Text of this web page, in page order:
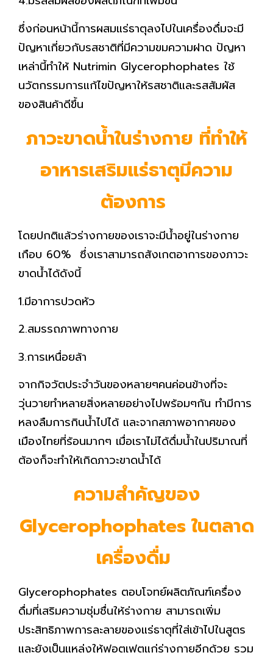
ซึ่งก่อนหน้านี้การผสมแร่ธาตุลงไปในเครื่องดื่มจะมี
ปัญหาเกี่ยวกับรสชาติที่มีความขมความฝาด ปัญหา
เหล่านี้ทำให้ Nutrimin Glycerophophates ใช้
นวัตกรรมการแก้ไขปัญหาให้รสชาติและรสสัมผัส
ของสินค้าดีขึ้น
ภาวะขาดน้ำในร่างกาย ที่ทำให้
อาหารเสริมแร่ธาตุมีความ
ต้องการ
โดยปกติแล้วร่างกายของเราจะมีน้ำอยู่ในร่างกาย
เกือบ 60% ซึ่งเราสามารถสังเกตอาการของภาวะ
ขาดน้ำได้ดังนี้
1.มีอาการปวดหัว
2.สมรรถภาพทางกาย
3.การเหนื่อยล้า
จากกิจวัตประจำวันของหลายๆคนค่อนข้างที่จะ
วุ่นวายทำหลายสิ่งหลายอย่างไปพร้อมๆกัน ทำมีการ
หลงลืมการกินน้ำไปได้ และจากสภาพอากาศของ
เมืองไทยที่ร้อนมากๆ เมื่อเราไม่ได้ดื่มน้ำในปริมาณที่
ต้องก็จะทำให้เกิดภาวะขาดน้ำได้
ความสำคัญของ
Glycerophophatesในตลาด
เครื่องดื่ม
Glycerophophates ตอบโจทย์ผลิตภัณฑ์เครื่อง
ดื่มที่เสริมความชุ่มชื่นให้ร่างกาย สามารถเพิ่ม
ประสิทธิภาพการละลายของแร่ธาตุที่ใส่เข้าไปในสูตร
และยังเป็นแหล่งให้ฟอตเฟตแก่ร่างกายอีกด้วย รวม